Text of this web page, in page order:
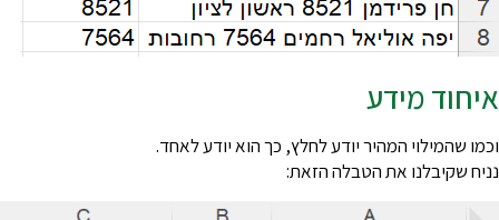
מידע
שהמילוי המהיר יודע לחלץ, כך הוא יודע לאחד.
שקיבלנו את הטבלה הזאת: